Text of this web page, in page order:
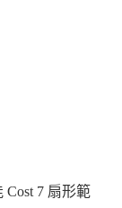
7 扇形範